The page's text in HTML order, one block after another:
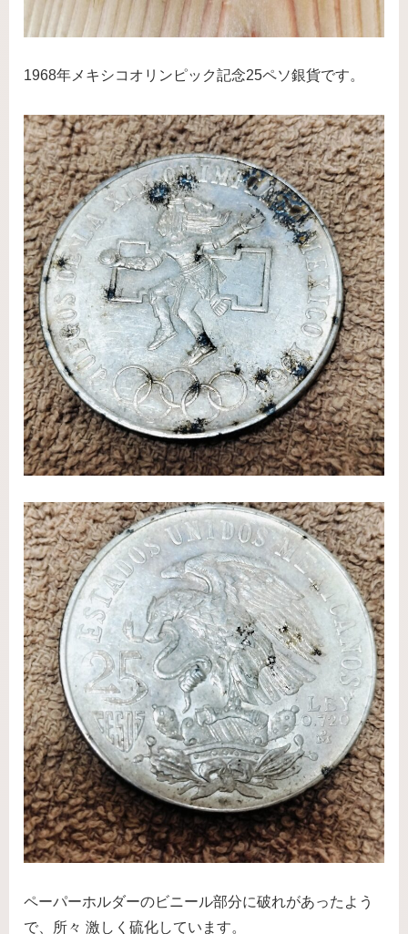
1968年メキシコオリンピック記念25ペソ銀貨です。
ペーパーホルダーのビニール部分に破れがあったよう
で、所々 激しく硫化しています。